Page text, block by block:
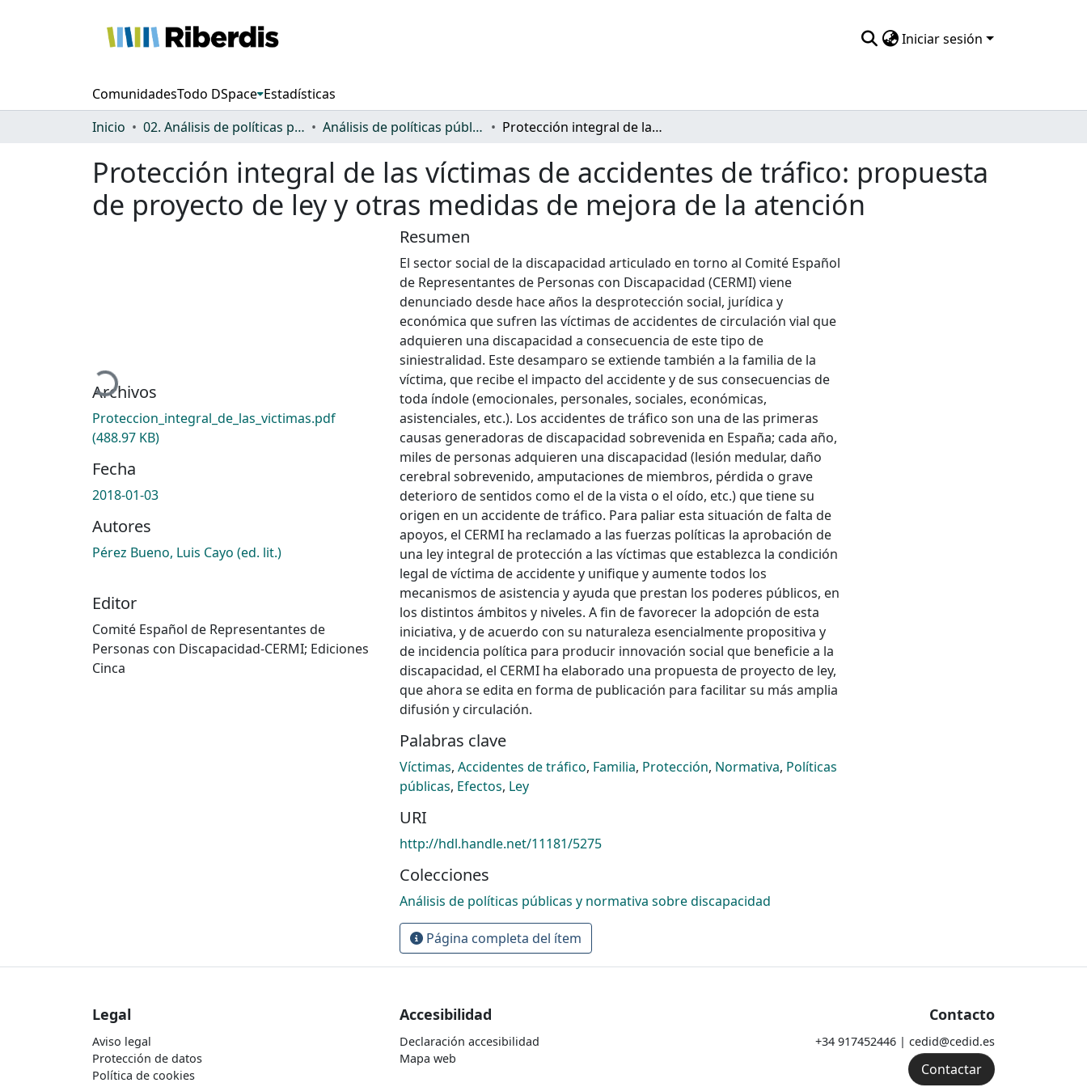
Iniciar sesión
ComunidadesTodo DSpace Estadísticas
Inicio
02. Análisis de políticas públicas y normativa sobre discapacidad Análisis de políticas públicas y normativa sobre discapacidad Protección integral de las víctimas de accidentes de tráfico: propuesta de proyecto de ley y otras medidas de mejora de la atención
Protección integral de las víctimas de accidentes de tráfico: propuesta
de proyecto de ley y otras medidas de mejora de la atención
Cargando...
Archivos
Proteccion_integral_de_las_victimas.pdf
(488.97 KB)
Fecha
2018-01-03
Autores
Pérez Bueno, Luis Cayo (ed. lit.)
Editor
Comité Español de Representantes de
Personas con Discapacidad-CERMI; Ediciones
Cinca
Resumen
El sector social de la discapacidad articulado en torno al Comité Español
de Representantes de Personas con Discapacidad (CERMI) viene
denunciado desde hace años la desprotección social, jurídica y
económica que sufren las víctimas de accidentes de circulación vial que
adquieren una discapacidad a consecuencia de este tipo de
siniestralidad. Este desamparo se extiende también a la familia de la
víctima, que recibe el impacto del accidente y de sus consecuencias de
toda índole (emocionales, personales, sociales, económicas,
asistenciales, etc.). Los accidentes de tráfico son una de las primeras
causas generadoras de discapacidad sobrevenida en España; cada año,
miles de personas adquieren una discapacidad (lesión medular, daño
cerebral sobrevenido, amputaciones de miembros, pérdida o grave
deterioro de sentidos como el de la vista o el oído, etc.) que tiene su
origen en un accidente de tráfico. Para paliar esta situación de falta de
apoyos, el CERMI ha reclamado a las fuerzas políticas la aprobación de
una ley integral de protección a las víctimas que establezca la condición
legal de víctima de accidente y unifique y aumente todos los
mecanismos de asistencia y ayuda que prestan los poderes públicos, en
los distintos ámbitos y niveles. A fin de favorecer la adopción de esta
iniciativa, y de acuerdo con su naturaleza esencialmente propositiva y
de incidencia política para producir innovación social que beneficie a la
discapacidad, el CERMI ha elaborado una propuesta de proyecto de ley,
que ahora se edita en forma de publicación para facilitar su más amplia
difusión y circulación.
Palabras clave
Víctimas, Accidentes de tráfico, Familia, Protección, Normativa, Políticas
públicas, Efectos, Ley
URI
http://hdl.handle.net/11181/5275
Colecciones
Análisis de políticas públicas y normativa sobre discapacidad
Página completa del ítem
Legal
Aviso legal
Protección de datos
Política de cookies
Accesibilidad
Declaración accesibilidad
Mapa web
Contacto
+34 917452446 | cedid@cedid.es
Contactar